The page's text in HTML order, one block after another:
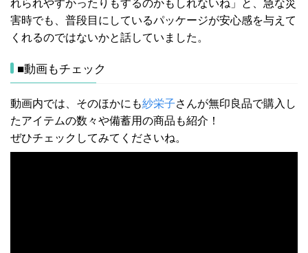
れられやすかったりもするのかもしれないね」と、急な災
害時でも、普段目にしているパッケージが安心感を与えて
くれるのではないかと話していました。
■動画もチェック
動画内では、そのほかにも紗栄子さんが無印良品で購入し
たアイテムの数々や備蓄用の商品も紹介！
ぜひチェックしてみてくださいね。